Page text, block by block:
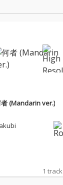
(Mandarin ver.)
1 track